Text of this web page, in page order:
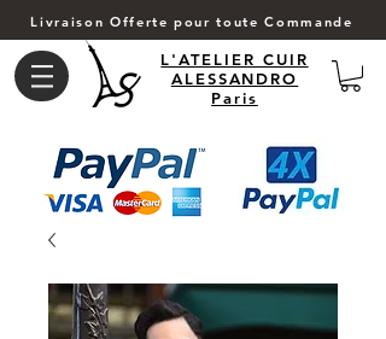
Livraison Offerte pour toute Commande
L'ATELIER CUIR
ALESSANDRO
Paris